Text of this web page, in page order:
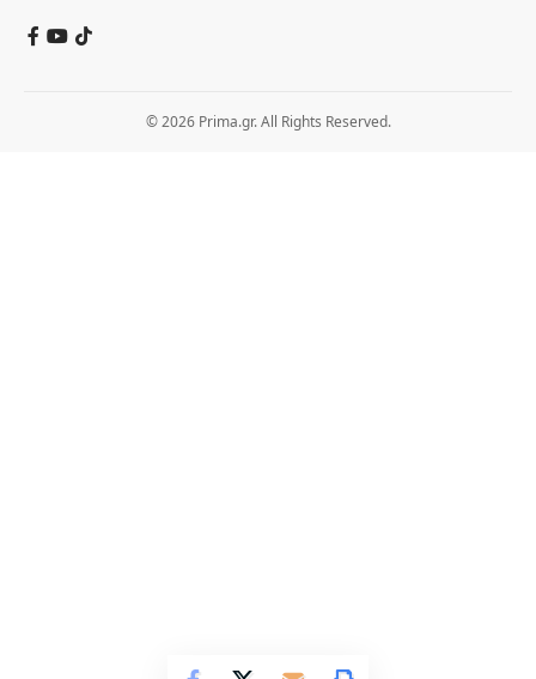
© 2026 Prima.gr. All Rights Reserved.